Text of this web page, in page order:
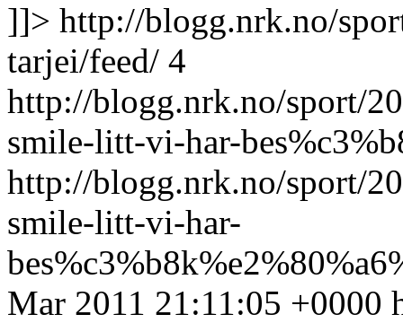
]]> http://blogg.nrk.no/
tarjei/feed/ 4
http://blogg.nrk.no/sport/
smile-litt-vi-har-
http://blogg.nrk.no/sport/
smile-litt-vi-har-
Mar 2011 21:11:05 +0000